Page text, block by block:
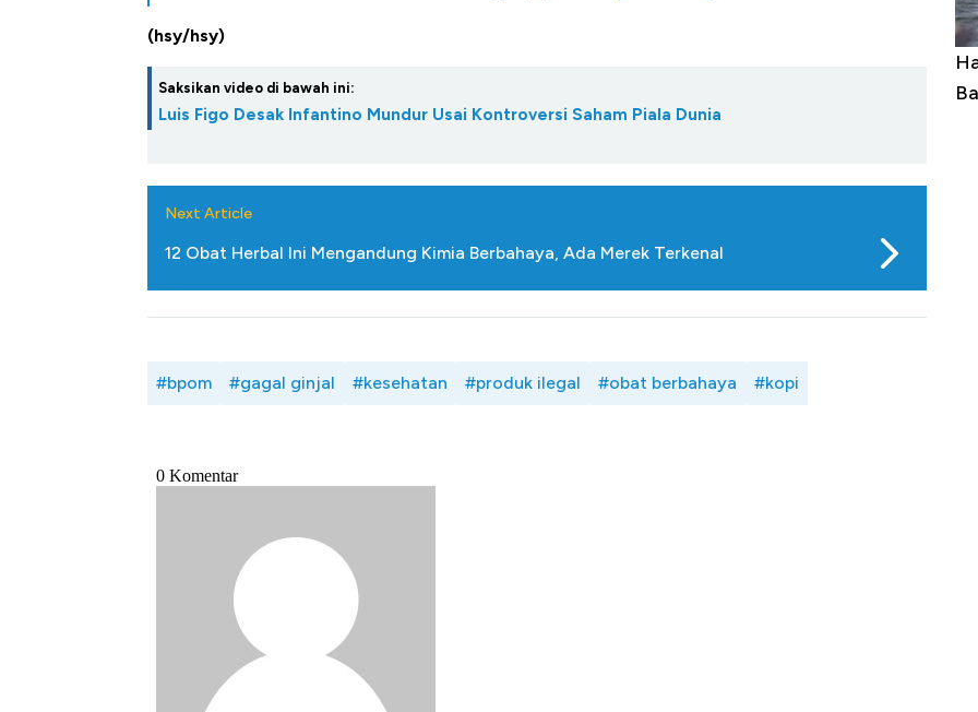
(hsy/hsy)
Saksikan video di bawah ini:
Luis Figo Desak Infantino Mundur Usai Kontroversi Saham Piala Dunia
Next Article
12 Obat Herbal Ini Mengandung Kimia Berbahaya, Ada Merek Terkenal
#bpom #gagal ginjal #kesehatan #produk ilegal #obat berbahaya #kopi
Langit Dunia, Pembunuh Boeing-Airbus?